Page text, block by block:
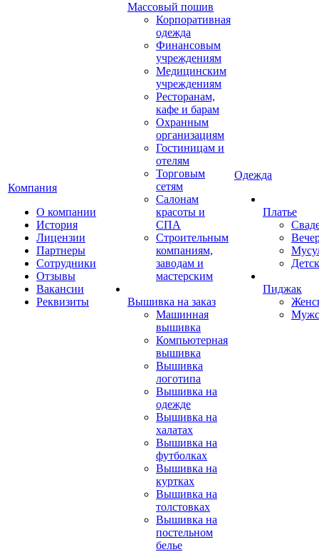
Компания
О компании
История
Лицензии
Партнеры
Сотрудники
Отзывы
Вакансии
Реквизиты
Массовый пошив
Корпоративная
одежда
Финансовым
учреждениям
Медицинским
учреждениям
Ресторанам,
кафе и барам
Охранным
организациям
Гостиницам и
отелям
Торговым
сетям
Салонам
красоты и
СПА
Строительным
компаниям,
заводам и
мастерским
Вышивка на заказ
Машинная
вышивка
Компьютерная
вышивка
Вышивка
логотипа
Вышивка на
одежде
Вышивка на
халатах
Вышивка на
футболках
Вышивка на
куртках
Вышивка на
толстовках
Вышивка на
постельном
белье
Одежда
Платье
Пиджак